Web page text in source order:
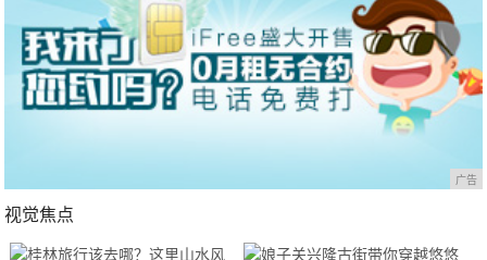
广告
视觉焦点